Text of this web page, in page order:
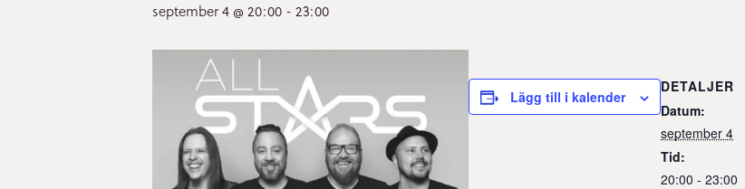
september 4 @ 20:00 - 23:00
Lägg till i kalender
DETALJER
Datum:
september 4
Tid:
20:00 - 23:00